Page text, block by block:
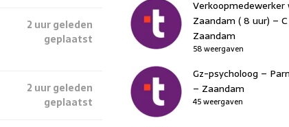
2 uur geleden
geplaatst
2 uur geleden
geplaatst
Verkoopmedewerker
Zaandam ( 8 uur) –
Zaandam
58 weergaven
Gz-psycholoog –
– Zaandam
45 weergaven